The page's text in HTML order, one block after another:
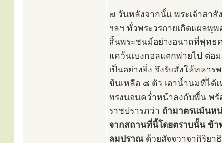
๗ วันหลังจากนั้น พระเจ้าสาสั
ฯลฯ ทั่วพระวรกายเกิดแผลพุพ
สิ้นพระชนม์อย่างอนาถที่พุทธ
แคว้นเบงกอลแตกพ่ายไป ต่อ
เป็นอย่างยิ่ง จึงรับสั่งให้ทหา
ข้นเหลือ ๘ ตัว เอาน้ำนมที่ได้
ทรงนอนคว่ำหน้าลงกับพื้น พร้
ราชปรารภว่า ถ้ามาตรแม้นห
จากสถานที่นี้โดยตราบนั้น ข้า
ลมปราณด้วยสัจจวาจากิริยา